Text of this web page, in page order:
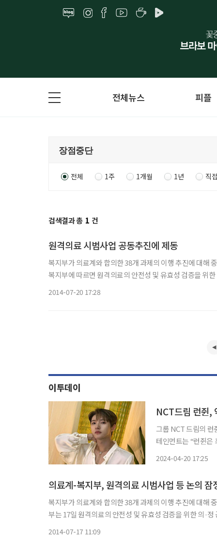
전체뉴스 피플
전체 1주 1개월 1년 직
검색결과 총 1 건
원격의료 시범사업 공동추진에 제동
복지부가 의료계와 합의한 38개 과제의 이행 추진에 대해 중단
복지부에 따르면 원격의료의 안전성 및 유효성 검증을 위
2014-07-20 17:28
이투데이
NCT드림 런쥔,
그룹 NCT 드림의 런쥔이 건
테인먼트는 “런쥔은
2024-04-20 17:25
의료계-복지부, 원격의료 시범사업 등 논의 잠
복지부가 의료계와 합의한 38개 과제의 이행 추진에 대해 중단
부는 17일 원격의료의 안전성 및 유효성 검증을 위한 의·
2014-07-17 11:09